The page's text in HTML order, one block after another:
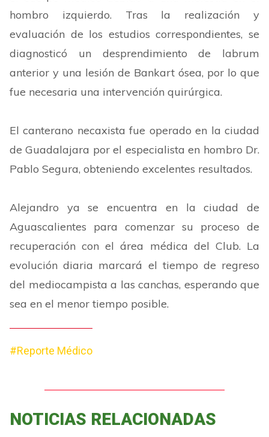
hombro izquierdo. Tras la realización y
evaluación de los estudios correspondientes, se
diagnosticó un desprendimiento de labrum
anterior y una lesión de Bankart ósea, por lo que
fue necesaria una intervención quirúrgica.
El canterano necaxista fue operado en la ciudad
de Guadalajara por el especialista en hombro Dr.
Pablo Segura, obteniendo excelentes resultados.
Alejandro ya se encuentra en la ciudad de
Aguascalientes para comenzar su proceso de
recuperación con el área médica del Club. La
evolución diaria marcará el tiempo de regreso
del mediocampista a las canchas, esperando que
sea en el menor tiempo posible.
#Reporte Médico
NOTICIAS RELACIONADAS